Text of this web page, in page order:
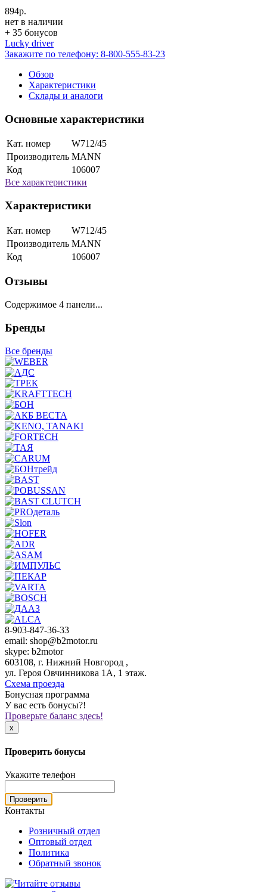
894р.
нет в наличии
+ 35 бонусов
Lucky driver
Закажите по телефону: 8-800-555-83-23
Обзор
Характеристики
Склады и аналоги
Основные характеристики
Кат. номер
W712/45
Производитель MANN
Код
106007
Все характеристики
Характеристики
Кат. номер
W712/45
Производитель MANN
Код
106007
Отзывы
Содержимое 4 панели...
Бренды
Все бренды
8-903-847-36-33
email: shop@b2motor.ru
skype: b2motor
603108, г. Нижний Новгород ,
ул. Героя Овчинникова 1А, 1 этаж.
Схема проезда
Бонусная программа
У вас есть бонусы?!
Проверьте баланс здесь!
x
Проверить бонусы
Укажите телефон
Проверить
Контакты
Розничный отдел
Оптовый отдел
Политика
Обратный звонок